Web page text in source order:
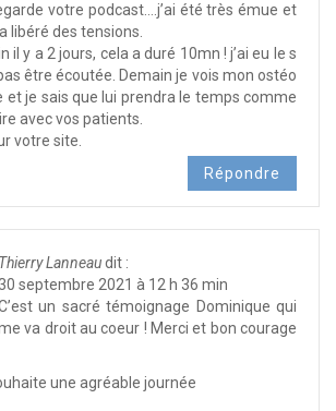
votre podcast….j’ai été très émue et
libéré des tensions.
il y a 2 jours, cela a duré 10mn ! j’ai eu le s
être écoutée. Demain je vois mon ostéo
je sais que lui prendra le temps comme
avec vos patients.
votre site.
Répondre
Thierry Lanneaudit :
30 septembre 2021 à 12 h 36 min
un sacré témoignage Dominique qui
va droit au coeur ! Merci et bon courage
une agréable journée